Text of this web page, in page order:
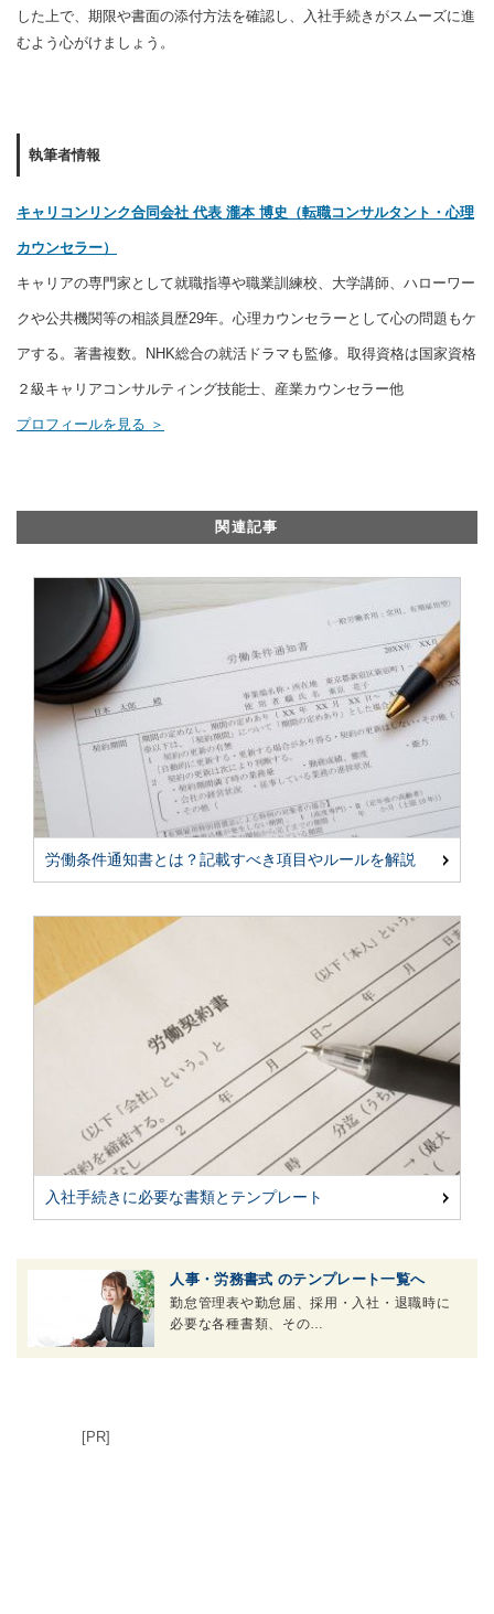
した上で、期限や書面の添付方法を確認し、入社手続きがスムーズに進
むよう心がけましょう。
執筆者情報
キャリコンリンク合同会社 代表 瀧本 博史（転職コンサルタント・心理
カウンセラー）
キャリアの専門家として就職指導や職業訓練校、大学講師、ハローワー
クや公共機関等の相談員歴29年。心理カウンセラーとして心の問題もケ
アする。著書複数。NHK総合の就活ドラマも監修。取得資格は国家資格
２級キャリアコンサルティング技能士、産業カウンセラー他
プロフィールを見る ＞
関連記事
労働条件通知書とは？記載すべき項目やルールを解説
入社手続きに必要な書類とテンプレート
人事・労務書式 のテンプレート一覧へ
勤怠管理表や勤怠届、採用・入社・退職時に
必要な各種書類、その…
[PR]